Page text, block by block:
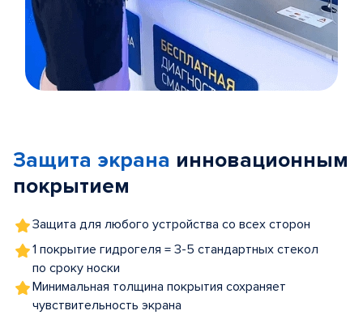
5
Защита экрана инновационным
покрытием
Защита для любого устройства со всех сторон
1 покрытие гидрогеля = 3-5 стандартных стекол
по сроку носки
Минимальная толщина покрытия сохраняет
чувствительность экрана